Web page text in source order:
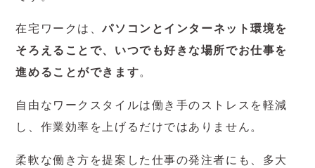
在宅ワークは、パソコンとインターネット環境を
そろえることで、いつでも好きな場所でお仕事を
進めることができます。
自由なワークスタイルは働き手のストレスを軽減
し、作業効率を上げるだけではありません。
柔軟な働き方を提案した仕事の発注者にも、多大